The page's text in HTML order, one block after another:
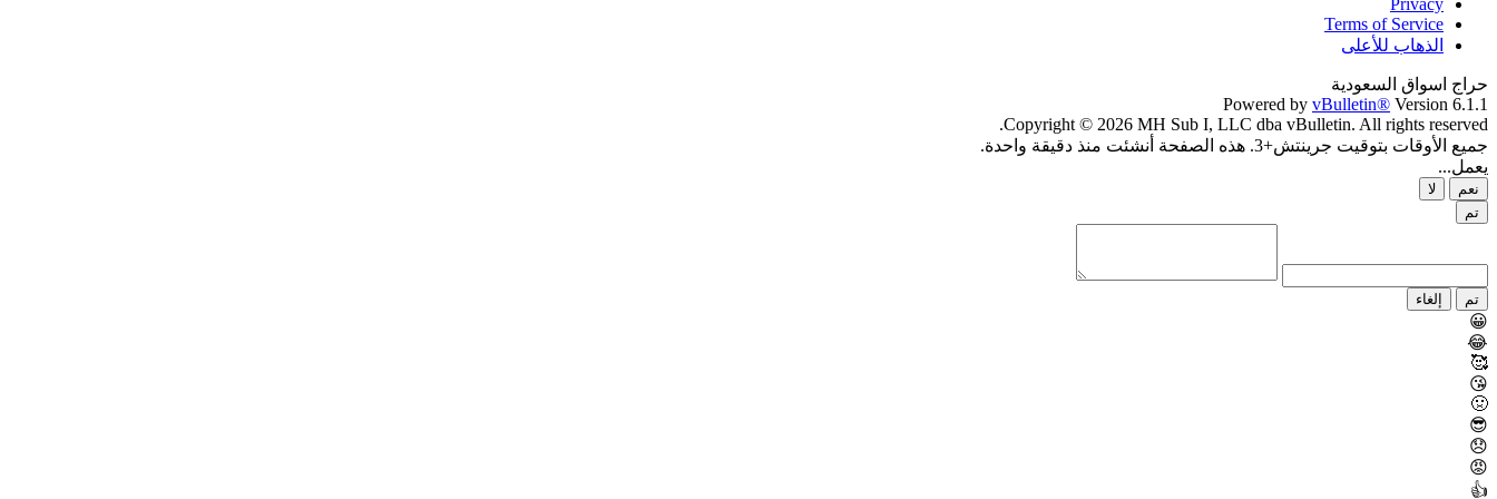
Terms of Service
الذهاب للأعلى
حراج اسواق السعودية
Powered by vBulletin® Version 6.1.1
Copyright © 2026 MH Sub I, LLC dba vBulletin. All rights reserved.
جميع الأوقات بتوقيت جرينتش+3. هذه الصفحة أنشئت منذ دقيقة واحدة.
يعمل...
نعم
لا
تم
تم إلغاء
😀
😂
🥰
😘
🤢
😎
😞
😡
👍